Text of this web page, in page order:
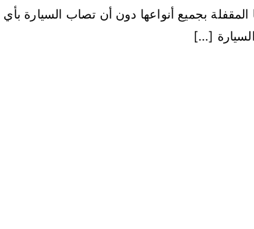
بجميع أنواعها دون أن تصاب السيارة
[…]